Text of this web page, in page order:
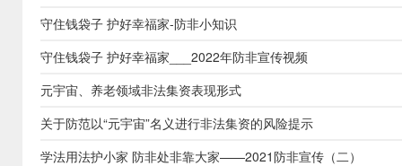
守住钱袋子 护好幸福家-防非小知识
守住钱袋子 护好幸福家___2022年防非宣传视频
元宇宙、养老领域非法集资表现形式
关于防范以“元宇宙”名义进行非法集资的风险提示
学法用法护小家 防非处非靠大家——2021防非宣传（二）